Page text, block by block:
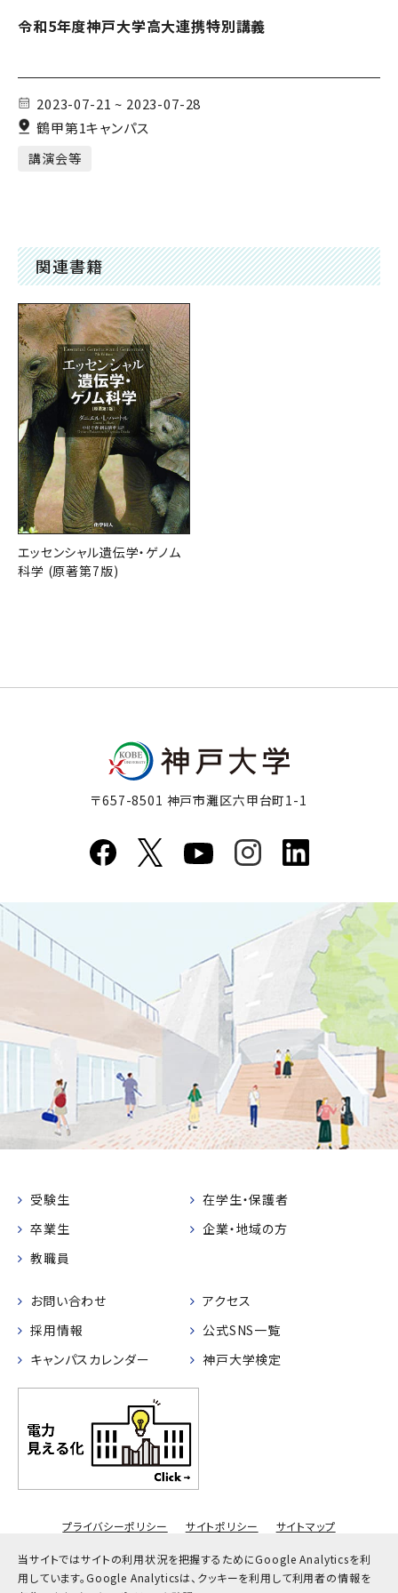
当サイトではサイトの利用状況を把握するためにGoogle Analyticsを利
用しています。Google Analyticsは、クッキーを利用して利用者の情報を
令和5年度神戸大学高大連携特別講義
2023-07-21 ~ 2023-07-28
鶴甲第1キャンパス
講演会等
関連書籍
エッセンシャル遺伝学・ゲノム
科学 (原著第7版)
〒657-8501 神戸市灘区六甲台町1-1
受験生
在学生・保護者
卒業生
企業・地域の方
教職員
お問い合わせ
アクセス
採用情報
公式SNS一覧
キャンパスカレンダー
神戸大学検定
プライバシーポリシー サイトポリシー サイトマップ
© Kobe University